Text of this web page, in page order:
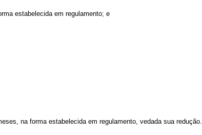
estabelecida em regulamento; e
na forma estabelecida em regulamento, vedada sua redução.